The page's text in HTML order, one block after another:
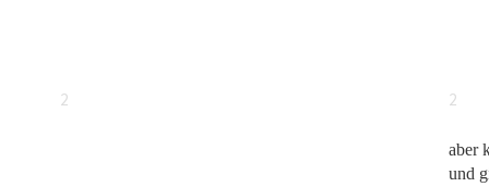
2 2
aber
und